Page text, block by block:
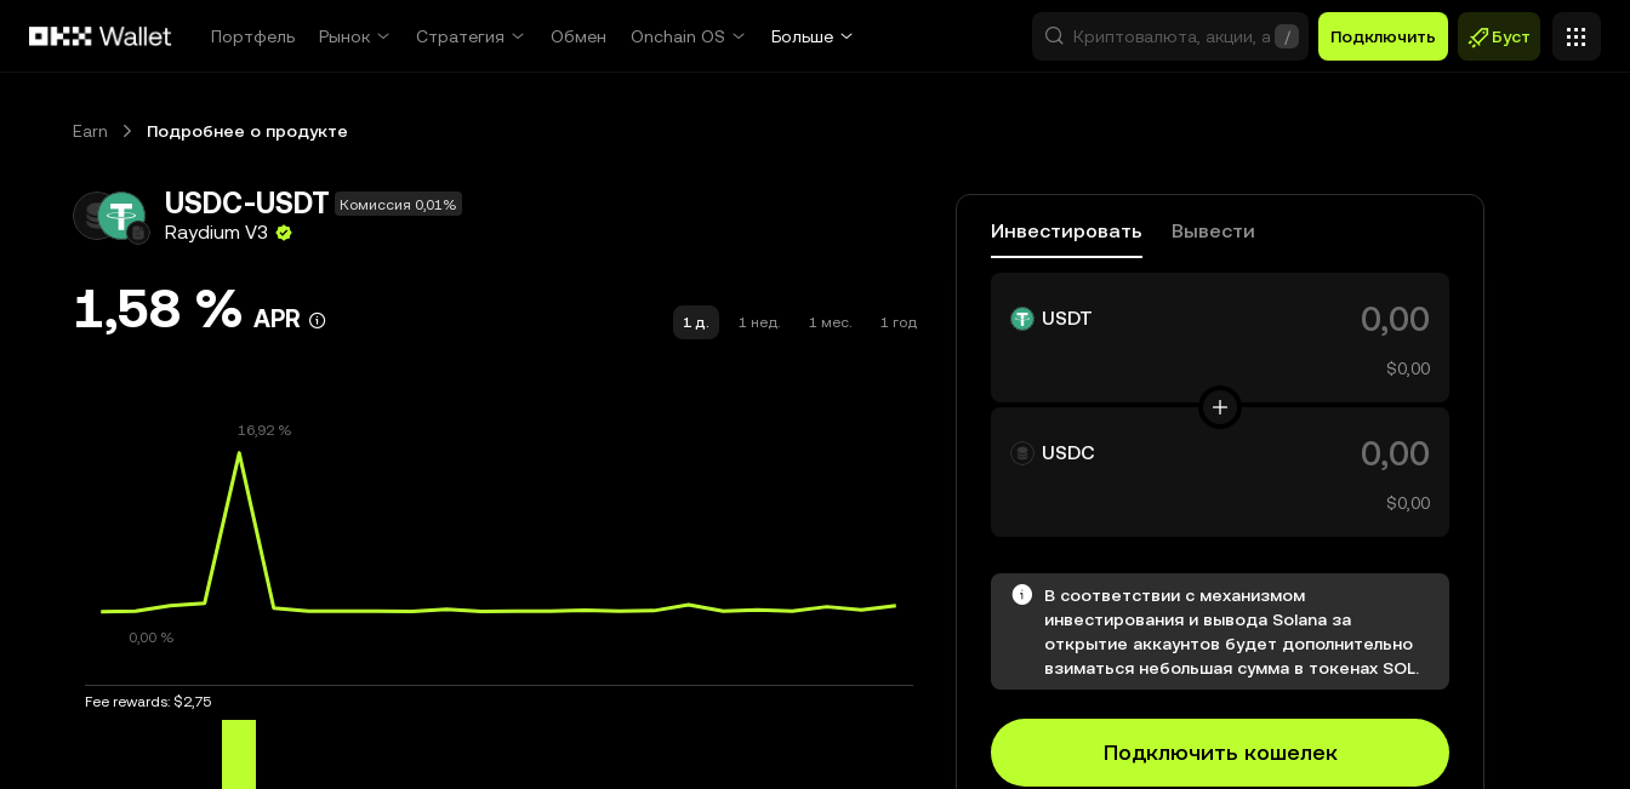
Портфель
Рынок Стратегия Обмен Onchain OS Больше / Подключить Буст
Earn Подробнее о продукте
USDC-USDT Комиссия 0,01%
Raydium V3
1,58 % APR 1 д. 1 нед. 1 мес. 1 год
Fee rewards: $2,75
Инвестировать Вывести
USDT
$0,00
USDC
$0,00
В соответствии с механизмом
инвестирования и вывода Solana за
открытие аккаунтов будет дополнительно
взиматься небольшая сумма в токенах SOL.
Подключить кошелек